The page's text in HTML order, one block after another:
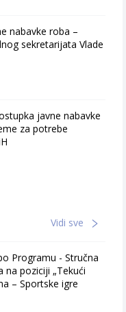
nabavke roba –
sekretarijata Vlade
javne nabavke
za potrebe
Vidi sve
Programu - Stručna
na poziciji „Tekući
– Sportske igre